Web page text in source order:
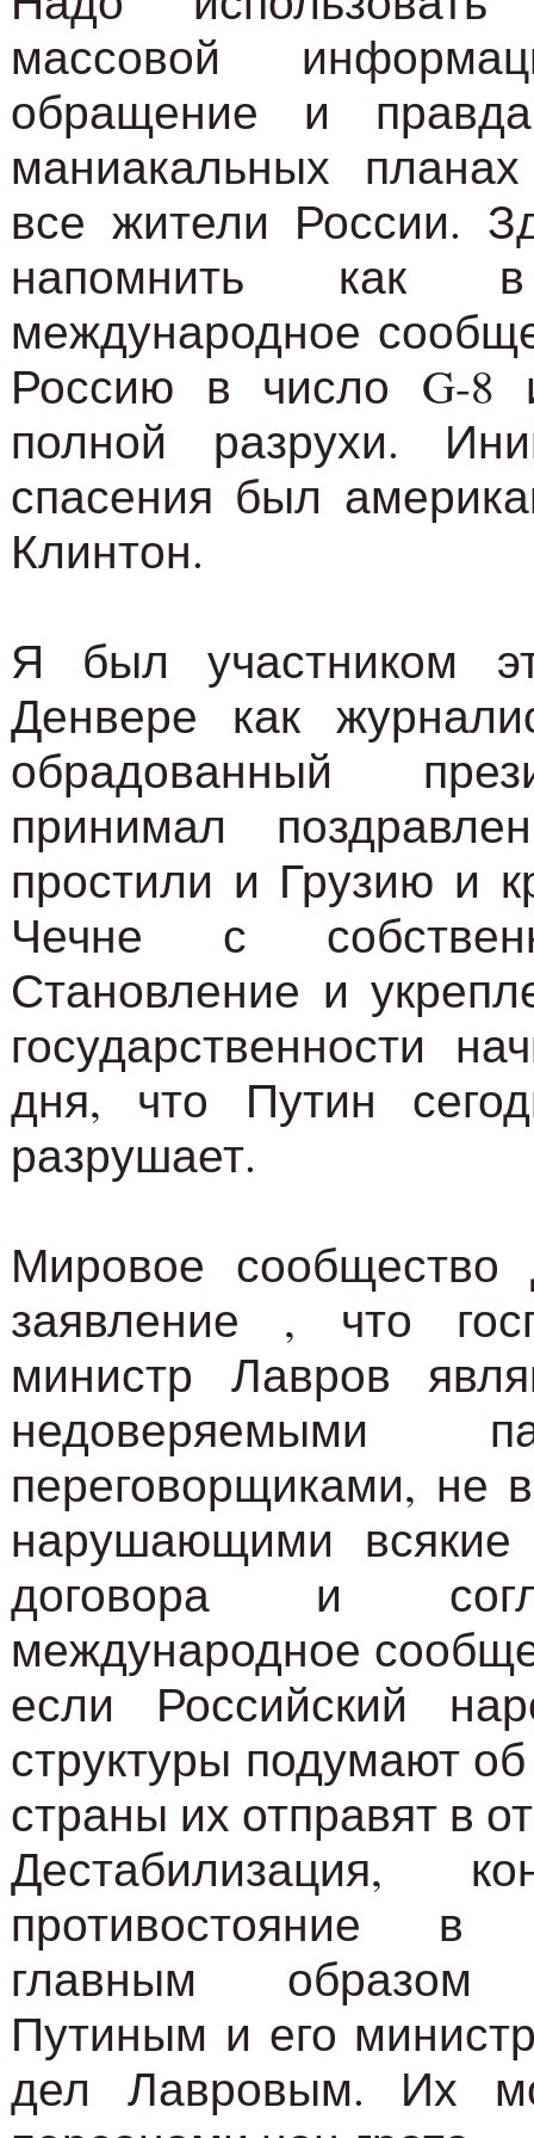
массовой
обращение и
маниакальных
все жители России.
напомнить как
международное
Россию в число G-8
полной разрухи.
спасения был
Клинтон.
Я был участником
Денвере как
обрадованный
принимал
простили и Грузию и
Чечне с
Становление и
государственности
дня, что Путин
разрушает.
Мировое сообщество
заявление , что
министр Лавров
недоверяемыми
переговорщиками, не
нарушающими всякие
договора и
международное
если Российский
структуры подумают
страны их отправят в
Дестабилизация,
противостояние в
главным образом
Путиным и его
дел Лавровым. Их